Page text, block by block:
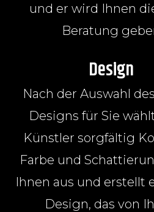
und er wird Ihnen
Beratung
Design
Nach der Auswahl
Designs für Sie
Künstler sorgfältig
Farbe und
Ihnen aus und erstellt
Design, das von